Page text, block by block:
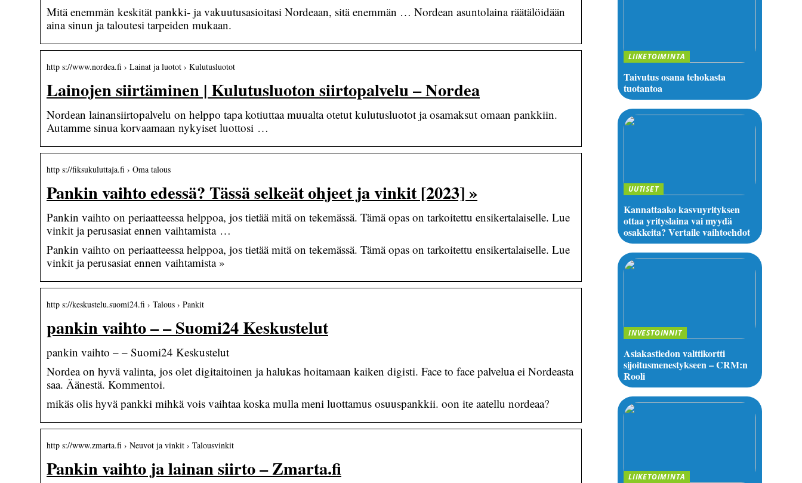
Mitä enemmän keskität pankki- ja vakuutusasioitasi Nordeaan, sitä enemmän … Nordean asuntolaina räätälöidään
aina sinun ja taloutesi tarpeiden mukaan.
http s://www.nordea.fi › Lainat ja luotot › Kulutusluotot
Lainojen siirtäminen | Kulutusluoton siirtopalvelu – Nordea
Nordean lainansiirtopalvelu on helppo tapa kotiuttaa muualta otetut kulutusluotot ja osamaksut omaan pankkiin.
Autamme sinua korvaamaan nykyiset luottosi …
http s://fiksukuluttaja.fi › Oma talous
Pankin vaihto edessä? Tässä selkeät ohjeet ja vinkit [2023] »
Pankin vaihto on periaatteessa helppoa, jos tietää mitä on tekemässä. Tämä opas on tarkoitettu ensikertalaiselle. Lue
vinkit ja perusasiat ennen vaihtamista …
Pankin vaihto on periaatteessa helppoa, jos tietää mitä on tekemässä. Tämä opas on tarkoitettu ensikertalaiselle. Lue
vinkit ja perusasiat ennen vaihtamista »
http s://keskustelu.suomi24.fi › Talous › Pankit
pankin vaihto – – Suomi24 Keskustelut
pankin vaihto – – Suomi24 Keskustelut
Nordea on hyvä valinta, jos olet digitaitoinen ja halukas hoitamaan kaiken digisti. Face to face palvelua ei Nordeasta
saa. Äänestä. Kommentoi.
mikäs olis hyvä pankki mihkä vois vaihtaa koska mulla meni luottamus osuuspankkii. oon ite aatellu nordeaa?
http s://www.zmarta.fi › Neuvot ja vinkit › Talousvinkit
Pankin vaihto ja lainan siirto – Zmarta.fi
LIIKETOIMINTA
Taivutus osana tehokasta
tuotantoa
UUTISET
Kannattaako kasvuyrityksen
ottaa yrityslaina vai myydä
osakkeita? Vertaile vaihtoehdot
INVESTOINNIT
Asiakastiedon valttikortti
sijoitusmenestykseen – CRM:n
Rooli
LIIKETOIMINTA